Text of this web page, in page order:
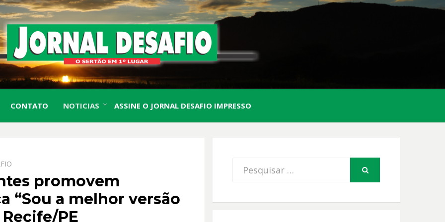
JORNAL
DESAFIO
O Sertão em 1º Lugar
CONTATO NOTICIAS ASSINE O JORNAL DESAFIO IMPRESSO
promovem
“Sou a melhor versão
PE
Procurar